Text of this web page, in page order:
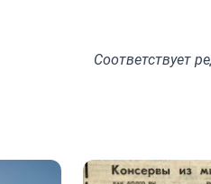
Соответствует